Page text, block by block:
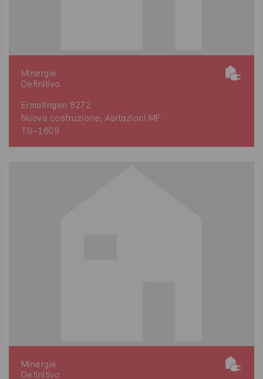
Minergie
Definitivo
Ermatingen 8272
Nuova costruzione, Abitazioni MF
TG-1609
Minergie
Definitivo